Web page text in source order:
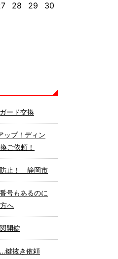
28 29
30
ード交換
ップ！ディン
ご依頼！
止！ 静岡市
号もあるのに
へ
開錠
鍵抜き依頼